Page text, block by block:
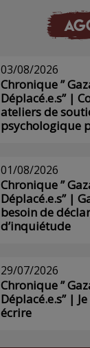
03/08/2026
Chronique ”
Déplacé.e.s” |
ateliers de
psychologique
01/08/2026
Chronique ”
Déplacé.e.s” |
besoin de
d’inquiétude
29/07/2026
Chronique ”
Déplacé.e.s” |
écrire